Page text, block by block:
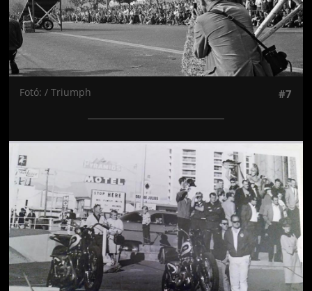
Fotó: / Triumph #7
Jön még kép!